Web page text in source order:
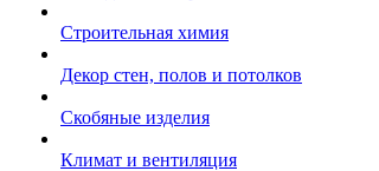
Строительная химия
Декор стен, полов и потолков
Скобяные изделия
Климат и вентиляция